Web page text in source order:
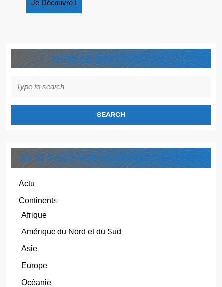
Je Découvre !
Découvre
QUELLE DESTINATION ?
for:
ET SI VOUS VOUS LAISSIEZ TENTER ?
Actu
Continents
Afrique
Amérique du Nord et du Sud
Asie
Europe
Océanie